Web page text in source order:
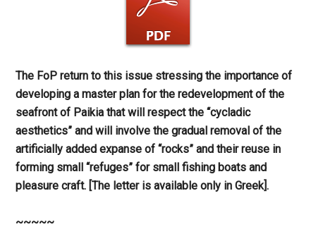
The FoP return to this issue stressing the importance of
developing a master plan for the redevelopment of the
seafront of Paikia that will respect the “cycladic
aesthetics” and will involve the gradual removal of the
artificially added expanse of “rocks” and their reuse in
forming small “refuges” for small fishing boats and
pleasure craft. [The letter is available only in Greek].
~~~~~